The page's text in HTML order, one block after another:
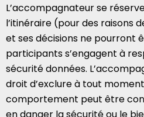
L’accompagnateur se
l’itinéraire (pour des raisons
et ses décisions ne pourront
participants s’engagent à
sécurité données.
droit d’exclure à tout
comportement peut être